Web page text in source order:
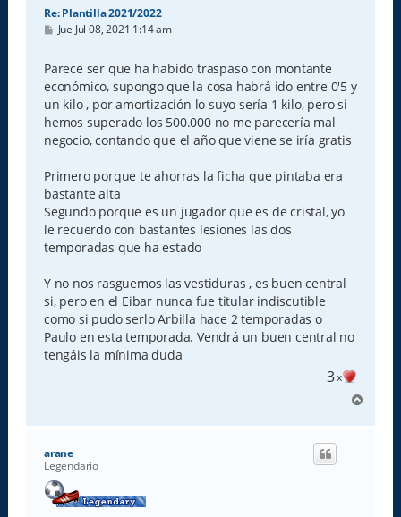
Re: Plantilla 2021/2022
M
s
a
j
e
Jue Jul 08, 2021 1:14 am
Parece ser que ha habido traspaso con montante
económico, supongo que la cosa habrá ido entre 0'5 y
un kilo , por amortización lo suyo sería 1 kilo, pero si
hemos superado los 500.000 no me parecería mal
negocio, contando que el año que viene se iría gratis
Primero porque te ahorras la ficha que pintaba era
bastante alta
Segundo porque es un jugador que es de cristal, yo
le recuerdo con bastantes lesiones las dos
temporadas que ha estado
Y no nos rasguemos las vestiduras , es buen central
si, pero en el Eibar nunca fue titular indiscutible
como si pudo serlo Arbilla hace 2 temporadas o
Paulo en esta temporada. Vendrá un buen central no
tengáis la mínima duda
3x
r
arane
Legendario